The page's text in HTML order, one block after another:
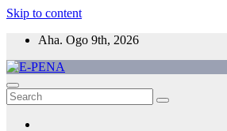
Skip to content
Aha. Ogo 9th, 2026
E-PENA
Berita Digital Terkini